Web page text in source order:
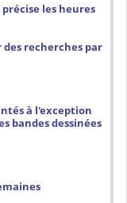
les heures
des recherches par
à l'exception
bandes dessinées